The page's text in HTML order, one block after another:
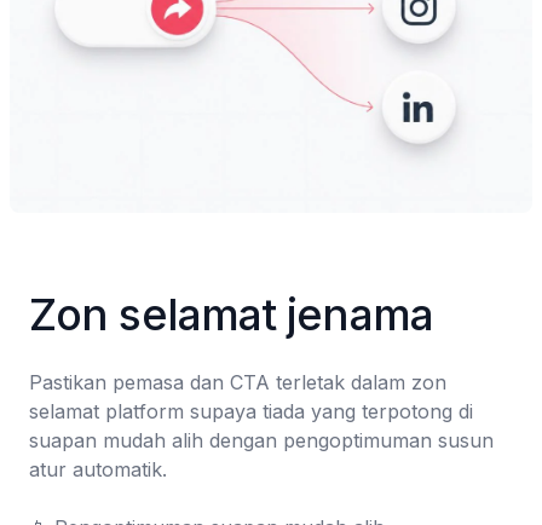
Zon selamat jenama
Pastikan pemasa dan CTA terletak dalam zon
selamat platform supaya tiada yang terpotong di
suapan mudah alih dengan pengoptimuman susun
atur automatik.